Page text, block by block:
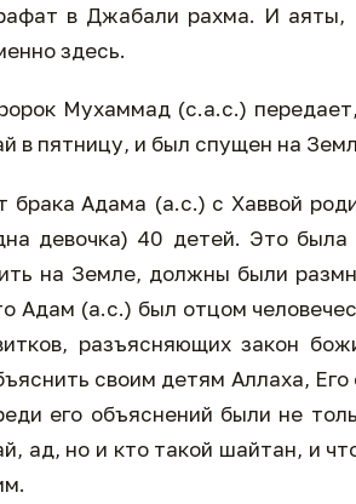
в Джабали рахма. И аяты,
здесь.
Мухаммад (с.а.с.)
в пятницу, и был спущен на
брака Адама (а.с.) с Хаввой
девочка) 40 детей. Это
на Земле, должны были
Адам (а.с.) был отцом
разъясняющих закон
своим детям Аллаха,
его объяснений были не
ад, но и кто такой шайтан, и